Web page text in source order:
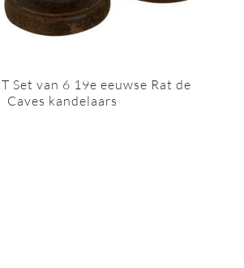
Set van 6 19e eeuwse Rat de
Caves kandelaars